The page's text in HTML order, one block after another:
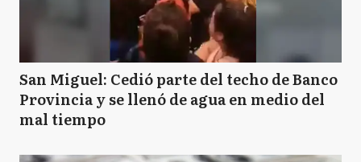
San Miguel: Cedió parte del techo de Banco
Provincia y se llenó de agua en medio del
mal tiempo